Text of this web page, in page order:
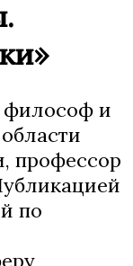
философ и
профессор
по